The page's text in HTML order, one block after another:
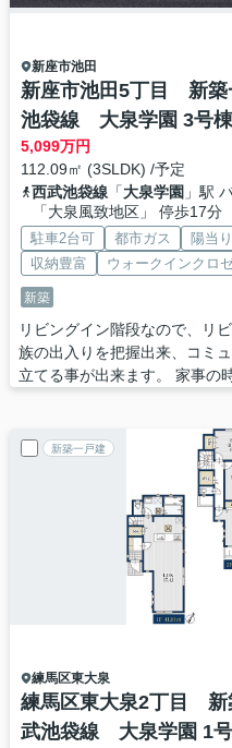
新座市池田
新座市池田5丁目 新
池袋線 大泉学園 3号棟
5,099万円
112.09㎡ (3SLDK) /予定
西武池袋線「大泉学園 」駅
「大泉風致地区」 停歩17分
駐車2台可 都市ガス 陽当
収納豊富
ウォークインクロ
新築
リビングイン階段なので、リ
族の出入りを把握出来、コミ
立てる事が出来ます。 家事の
新築一戸建
練馬区東大泉
練馬区東大泉2丁目
武池袋線 大泉学園 1